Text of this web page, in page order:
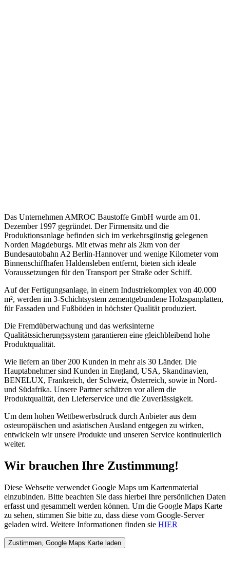
Das Unternehmen AMROC Baustoffe GmbH wurde am 01.
Dezember 1997 gegründet. Der Firmensitz und die
Produktionsanlage befinden sich im verkehrsgünstig gelegenen
Norden Magdeburgs. Mit etwas mehr als 2km von der
Bundesautobahn A2 Berlin-Hannover und wenige Kilometer vom
Binnenschiffhafen Haldensleben entfernt, bieten sich ideale
Voraussetzungen für den Transport per Straße oder Schiff.
Auf der Fertigungsanlage, in einem Industriekomplex von 40.000
m², werden im 3-Schichtsystem zementgebundene Holzspanplatten,
für Fassaden und Fußböden in höchster Qualität produziert.
Die Fremdüberwachung und das werksinterne
Qualitätssicherungssystem garantieren eine gleichbleibend hohe
Produktqualität.
Wie liefern an über 200 Kunden in mehr als 30 Länder. Die
Hauptabnehmer sind Kunden in England, USA, Skandinavien,
BENELUX, Frankreich, der Schweiz, Österreich, sowie in Nord-
und Südafrika. Unsere Partner schätzen vor allem die
Produktqualität, den Lieferservice und die Zuverlässigkeit.
Um dem hohen Wettbewerbsdruck durch Anbieter aus dem
osteuropäischen und asiatischen Ausland entgegen zu wirken,
entwickeln wir unsere Produkte und unseren Service kontinuierlich
weiter.
Wir brauchen Ihre Zustimmung!
Diese Webseite verwendet Google Maps um Kartenmaterial
einzubinden. Bitte beachten Sie dass hierbei Ihre persönlichen Daten
erfasst und gesammelt werden können. Um die Google Maps Karte
zu sehen, stimmen Sie bitte zu, dass diese vom Google-Server
geladen wird. Weitere Informationen finden sie HIER